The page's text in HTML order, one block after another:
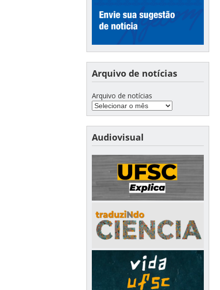
Arquivo de notícias
Arquivo de notícias
Audiovisual